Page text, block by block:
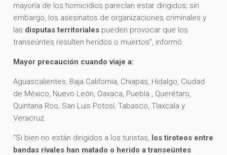
mayoría de los homicidios parecían estar dirigidos; sin
embargo, los asesinatos de organizaciones criminales y
las disputas territoriales pueden provocar que los
transeúntes resulten heridos o muertos”, informó.
Mayor precaución cuando viaje a:
Aguascalientes, Baja California, Chiapas, Hidalgo, Ciudad
de México, Nuevo León, Oaxaca, Puebla , Querétaro,
Quintana Roo, San Luis Potosí, Tabasco, Tlaxcala y
Veracruz.
“Si bien no están dirigidos a los turistas, los tiroteos entre
bandas rivales han matado o herido a transeúntes